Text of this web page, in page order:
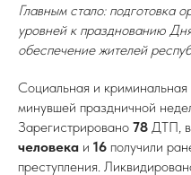
Главным стало: подготовка
уровней к празднованию
обеспечение жителей
Социальная и
минувшей праздничной
Зарегистрировано 78 ДТП, в
человека и 16 получили
преступления.